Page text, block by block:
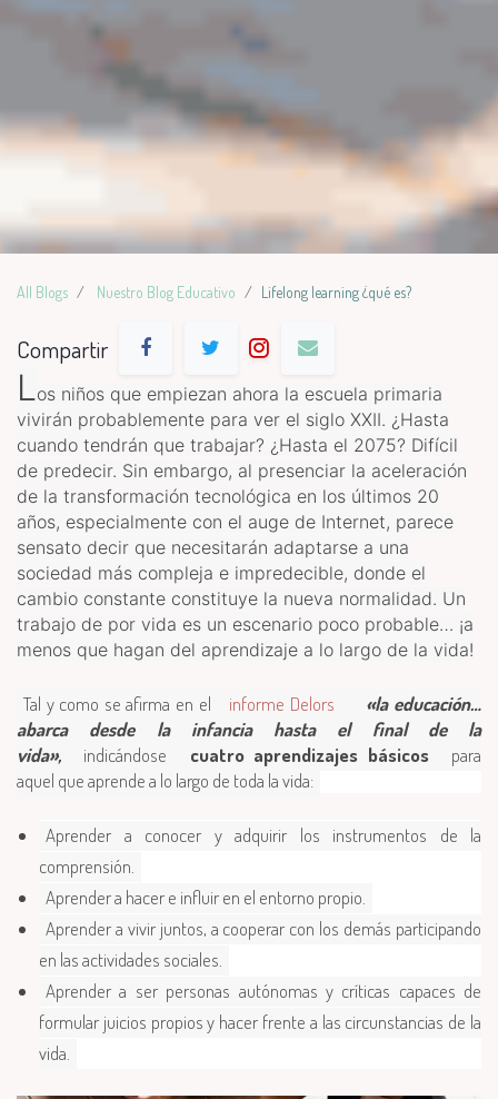
All Blogs Nuestro Blog Educativo Lifelong learning ¿qué es?
Compartir
Los niños que empiezan ahora la escuela primaria
vivirán probablemente para ver el siglo XXII. ¿Hasta
cuando tendrán que trabajar? ¿Hasta el 2075? Difícil
de predecir. Sin embargo, al presenciar la aceleración
de la transformación tecnológica en los últimos 20
años, especialmente con el auge de Internet, parece
sensato decir que necesitarán adaptarse a una
sociedad más compleja e impredecible, donde el
cambio constante constituye la nueva normalidad. Un
trabajo de por vida es un escenario poco probable… ¡a
menos que hagan del aprendizaje a lo largo de la vida!
Tal y como se afirma en el informe Delors
«la educación…
abarca desde la infancia hasta el final de la
vida»,
indicándose cuatro aprendizajes básicos
para
aquel que aprende a lo largo de toda la vida:
Aprender a conocer y adquirir los instrumentos de la
comprensión.
Aprender a hacer e influir en el entorno propio.
Aprender a vivir juntos, a cooperar con los demás participando
en las actividades sociales.
Aprender a ser personas autónomas y críticas capaces de
formular juicios propios y hacer frente a las circunstancias de la
vida.